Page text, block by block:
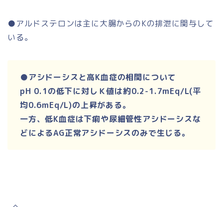
●アルドステロンは主に大腸からのKの排泄に関与して
いる。
●アシドーシスと高K血症の相関について
pH 0.1の低下に対しＫ値は約0.2-1.7mEq/L(平
均0.6mEq/L)の上昇がある。
一方、低K血症は下痢や尿細管性アシドーシスな
どによるAG正常アシドーシスのみで生じる。